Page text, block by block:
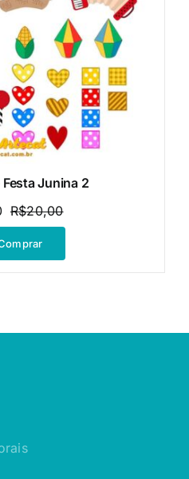
Junina 2
R$20,00O
preço
era:
O
preço
é: